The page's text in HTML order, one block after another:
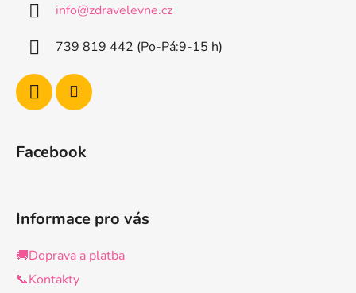
info@zdravelevne.cz
739 819 442 (Po-Pá:9-15 h)
Facebook
Informace pro vás
🚚Doprava a platba
📞Kontakty